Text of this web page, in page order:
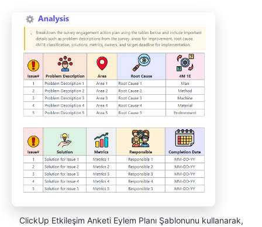
ClickUp Etkileşim Anketi Eylem Planı Şablonunu kullanarak,